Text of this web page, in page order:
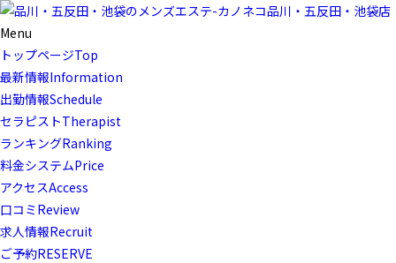
Menu
トップページTop
最新情報Information
出勤情報Schedule
セラピストTherapist
ランキングRanking
料金システムPrice
アクセスAccess
口コミReview
求人情報Recruit
ご予約RESERVE